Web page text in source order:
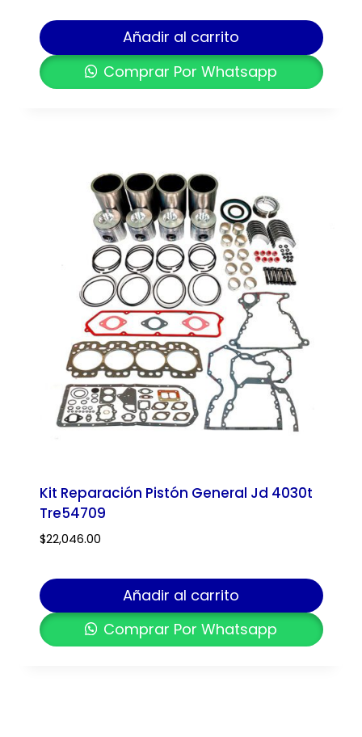
Añadir al carrito
Comprar Por Whatsapp
Kit Reparación Pistón General Jd 4030t
Tre54709
$22,046.00
Añadir al carrito
Comprar Por Whatsapp